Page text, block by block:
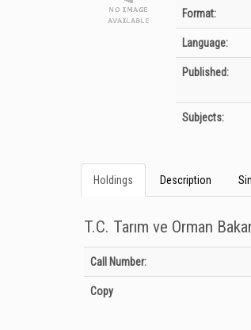
Bibliographic
Format:
Language:
Published:
Subjects:
Holdings Description
T.C. Tarım ve Orman
Holdings details from T.C. Tarım ve
Call Number:
Copy